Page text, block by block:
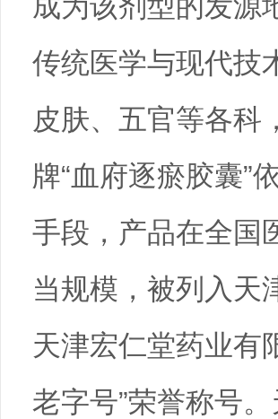
传统医学与现代技
皮肤、五官等各科
牌“血府逐瘀胶囊”
手段，产品在全国
当规模，被列入天
天津宏仁堂药业有
老字号”荣誉称号